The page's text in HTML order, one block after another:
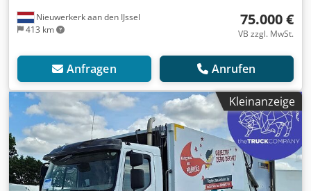
Nieuwerkerk aan den IJssel
413 km
75.000 €
VB zzgl. MwSt.
Anfragen Anrufen
Kleinanzeige